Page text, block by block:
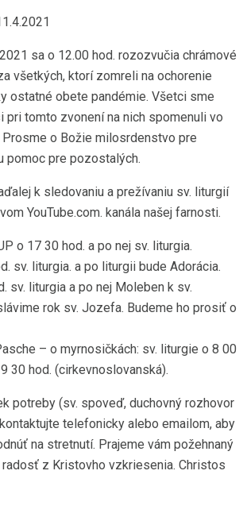
sa o 12.00 hod. rozozvučia chrámové
všetkých, ktorí zomreli na ochorenie
ostatné obete pandémie. Všetci sme
pri tomto zvonení na nich spomenuli vo
o Božie milosrdenstvo pre
pomoc pre pozostalých.
k sledovaniu a prežívaniu sv. liturgií
YouTube.com. kanála našej farnosti.
o 17 30 hod. a po nej sv. liturgia.
sv. liturgia. a po liturgii bude Adorácia.
sv. liturgia a po nej Moleben k sv.
rok sv. Jozefa. Budeme ho prosiť o
– o myrnosičkách: sv. liturgie o 8 00
30 hod. (cirkevnoslovanská).
potreby (sv. spoveď, duchovný rozhovor
telefonicky alebo emailom, aby
na stretnutí. Prajeme vám požehnaný
radosť z Kristovho vzkriesenia. Christos